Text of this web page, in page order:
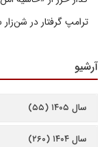
ترامپ گرفتار در
آرشیو
سال ۱۴۰۵ (۵۵)
سال ۱۴۰۴ (۲۶۰)